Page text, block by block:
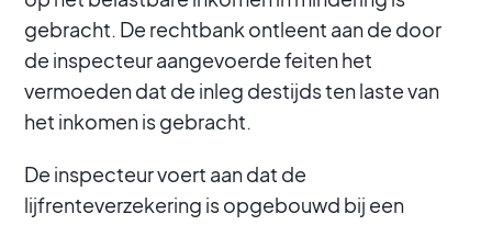
gebracht. De rechtbank ontleent aan de door
de inspecteur aangevoerde feiten het
vermoeden dat de inleg destijds ten laste van
het inkomen is gebracht.
De inspecteur voert aan dat de
lijfrenteverzekering is opgebouwd bij een